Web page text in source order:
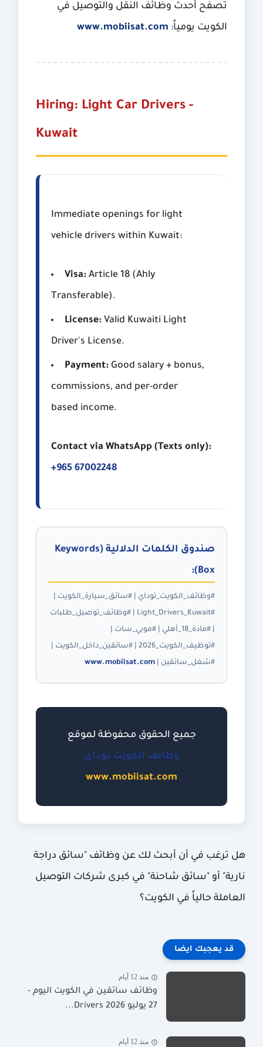
تصفح أحدث وظائف النقل والتوصيل في
الكويت يومياً: www.mobiisat.com
Hiring: Light Car Drivers -
Kuwait
Immediate openings for light
vehicle drivers within Kuwait:
Visa: Article 18 (Ahly
Transferable).
License: Valid Kuwaiti Light
Driver's License.
Payment: Good salary + bonus,
commissions, and per-order
based income.
Contact via WhatsApp (Texts only):
+965 67002248
صندوق الكلمات الدلالية (Keywords
Box):
#وظائف_الكويت_توداي | #سائق_سيارة_الكويت |
#Light_Drivers_Kuwait | #وظائف_توصيل_طلبات
| #مادة_18_أهلي | #موبي_سات |
#توظيف_الكويت_2026 | #سائقين_داخل_الكويت |
#شغل_سائقين | www.mobiisat.com
جميع الحقوق محفوظة لموقع
وظائف الكويت توداي
www.mobiisat.com
هل ترغب في أن أبحث لك عن وظائف "سائق دراجة
نارية" أو "سائق شاحنة" في كبرى شركات التوصيل
العاملة حالياً في الكويت؟
قد يعجبك ايضا
منذ 12 أيام
وظائف سائقين في الكويت اليوم -
27 يوليو 2026 Drivers...
منذ 12 أيام